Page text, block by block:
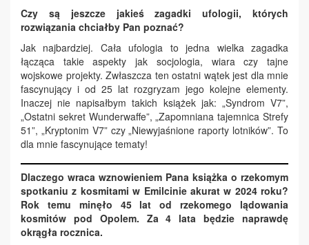
Czy są jeszcze jakieś zagadki ufologii, których
rozwiązania chciałby Pan poznać?
Jak najbardziej. Cała ufologia to jedna wielka zagadka
łącząca takie aspekty jak socjologia, wiara czy tajne
wojskowe projekty. Zwłaszcza ten ostatni wątek jest dla mnie
fascynujący i od 25 lat rozgryzam jego kolejne elementy.
Inaczej nie napisałbym takich książek jak: „Syndrom V7”,
„Ostatni sekret Wunderwaffe”, „Zapomniana tajemnica Strefy
51”, „Kryptonim V7” czy „Niewyjaśnione raporty lotników”. To
dla mnie fascynujące tematy!
Dlaczego wraca wznowieniem Pana książka o rzekomym
spotkaniu z kosmitami w Emilcinie akurat w 2024 roku?
Rok temu minęło 45 lat od rzekomego lądowania
kosmitów pod Opolem. Za 4 lata będzie naprawdę
okrągła rocznica.